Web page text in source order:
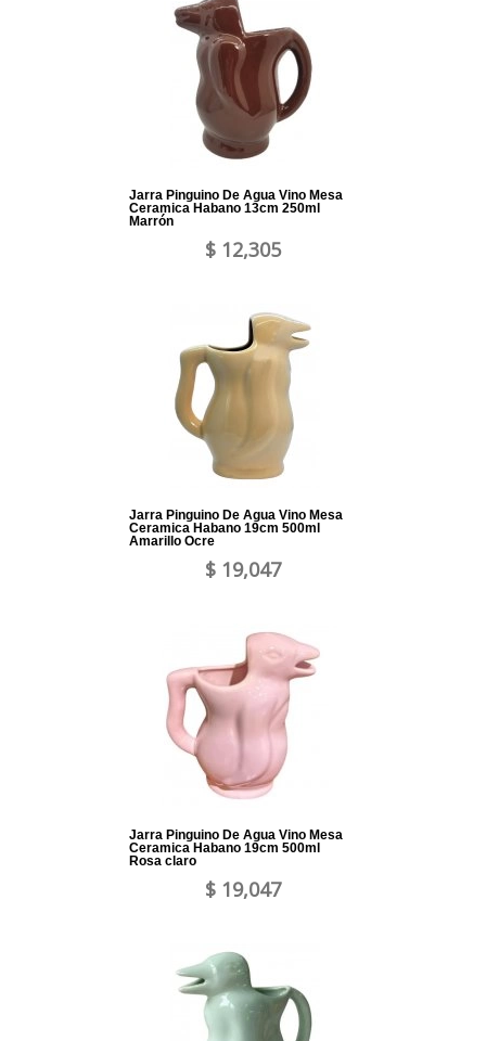
Jarra Pinguino De Agua Vino Mesa
Ceramica Habano 13cm 250ml
Marrón
$ 12,305
Jarra Pinguino De Agua Vino Mesa
Ceramica Habano 19cm 500ml
Amarillo Ocre
$ 19,047
Jarra Pinguino De Agua Vino Mesa
Ceramica Habano 19cm 500ml
Rosa claro
$ 19,047